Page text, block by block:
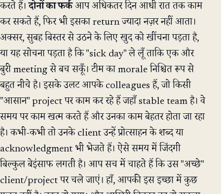
करते हैं।दोनों का फर्कआप अधिकतर दिन आधी रात तक काम
कर सकते हैं, फिर भी इसका return ज्यादा नज़र नहीं आता।
अक्सर, सुबह बिस्तर से उठने के लिए खुद को खींचना पड़ता है,
या यह सोचना पड़ता है कि "sick day" ले लूँ ताकि एक और
बुरी meeting से बच सकूँ। टीम का morale निश्चित रूप से
बहुत नीचे है। इसके उलट आपके colleagues हैं, जो किसी
"आसान" project पर काम कर रहे हैं जहाँ stable team है। वे
समय पर काम खत्म करते हैं और उनका काम बेहतर होता जा रहा
है। कभी-कभी तो उनके client उन्हें प्रोत्साहन के शब्द या
acknowledgment भी भेजते हैं। ऐसे समय में जिंदगी
बिल्कुल बेइंसाफ लगती है। आप सच में चाहते हैं कि उस "अच्छे"
client/project पर चले जाएं। हाँ, आपकी इस इच्छा में कुछ